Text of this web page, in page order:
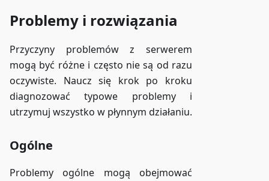
Problemy i rozwiązania
Przyczyny problemów z serwerem
mogą być różne i często nie są od razu
oczywiste. Naucz się krok po kroku
diagnozować typowe problemy i
utrzymuj wszystko w płynnym działaniu.
Ogólne
Problemy ogólne mogą obejmować